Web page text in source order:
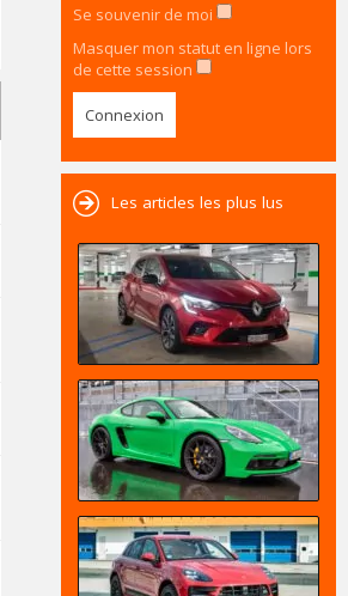
Se souvenir de moi
Masquer mon statut en ligne lors
de cette session
Les articles les plus lus